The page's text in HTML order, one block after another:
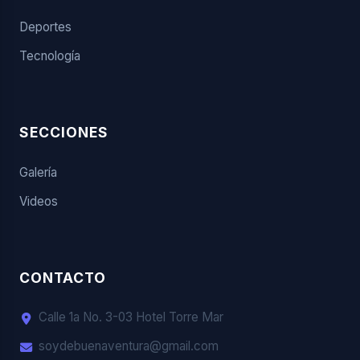
Deportes
Tecnología
SECCIONES
Galería
Videos
CONTACTO
Calle 1a No. 3-03 Hotel Torre Mar
soydebuenaventura@gmail.com